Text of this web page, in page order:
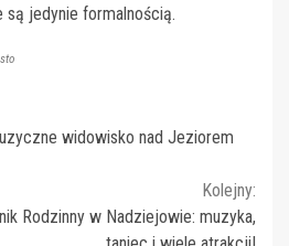
jedynie formalnością.
widowisko nad Jeziorem
Kolejny:
Rodzinny w Nadziejowie: muzyka,